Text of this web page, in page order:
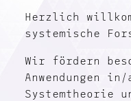
Herzlich
systemische
Wir fördern
Anwendungen
Systemtheorie